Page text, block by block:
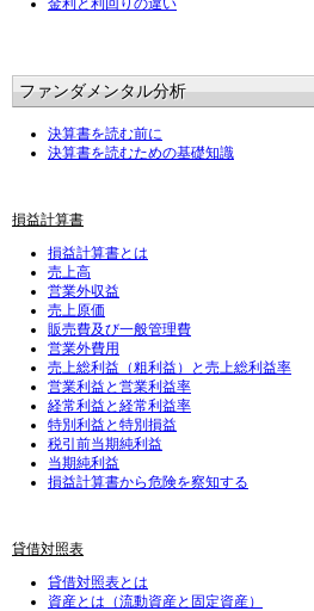
金利と利回りの違い
ファンダメンタル分析
決算書を読む前に
決算書を読むための基礎知識
損益計算書
損益計算書とは
売上高
営業外収益
売上原価
販売費及び一般管理費
営業外費用
売上総利益（粗利益）と売上総利益率
営業利益と営業利益率
経常利益と経常利益率
特別利益と特別損益
税引前当期純利益
当期純利益
損益計算書から危険を察知する
貸借対照表
貸借対照表とは
資産とは（流動資産と固定資産）